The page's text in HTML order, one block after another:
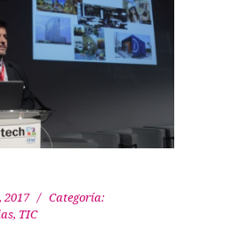
2017
Categoría:
, TIC